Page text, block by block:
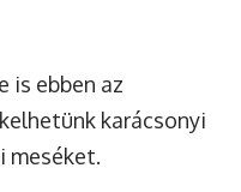
is ebben az
karácsonyi
meséket.